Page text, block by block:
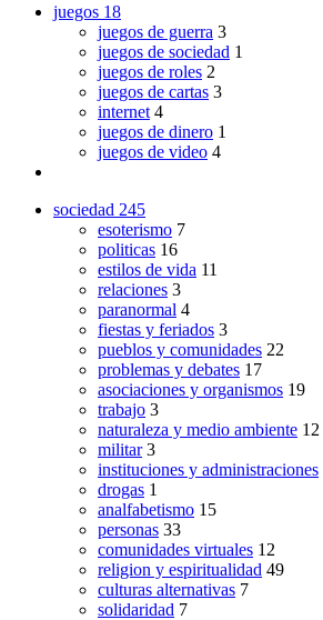
juegos 18
juegos de guerra 3
juegos de sociedad 1
juegos de roles 2
juegos de cartas 3
internet 4
juegos de dinero 1
juegos de video 4
sociedad 245
esoterismo 7
politicas 16
estilos de vida 11
relaciones 3
paranormal 4
fiestas y feriados 3
pueblos y comunidades 22
problemas y debates 17
asociaciones y organismos 19
trabajo 3
naturaleza y medio ambiente 12
militar 3
instituciones y administraciones
drogas 1
analfabetismo 15
personas 33
comunidades virtuales 12
religion y espiritualidad 49
culturas alternativas 7
solidaridad 7